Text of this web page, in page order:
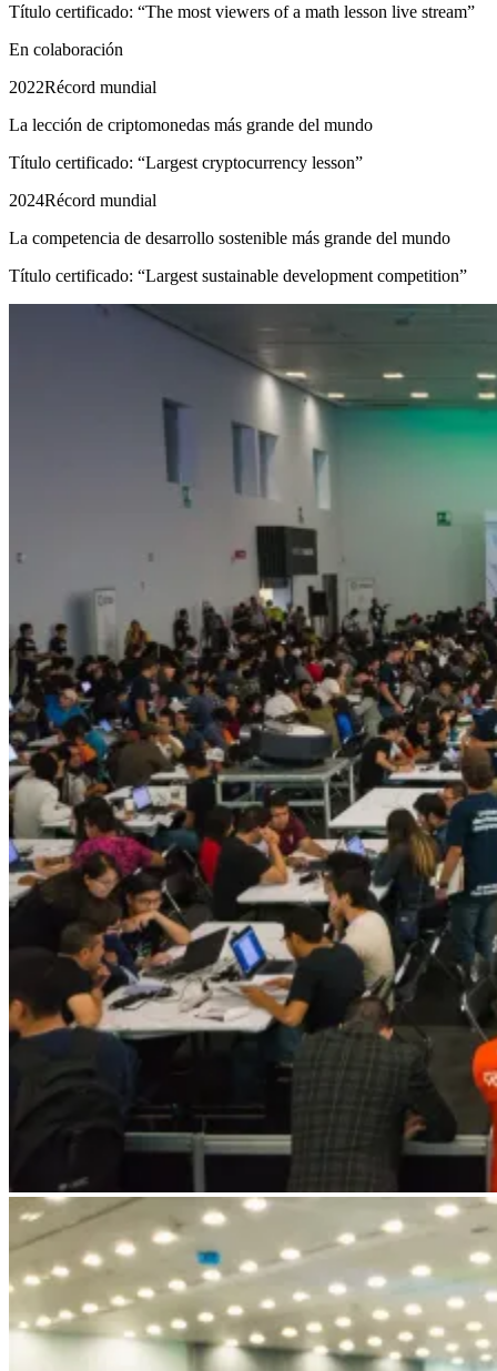
Título certificado: “The most viewers of a math lesson live stream”
En colaboración
2022Récord mundial
La lección de criptomonedas más grande del mundo
Título certificado: “Largest cryptocurrency lesson”
2024Récord mundial
La competencia de desarrollo sostenible más grande del mundo
Título certificado: “Largest sustainable development competition”